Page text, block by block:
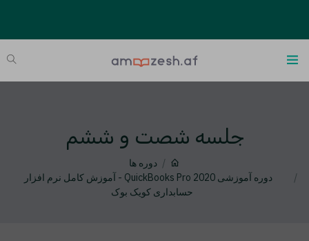
جلسه شصت و ششم
دوره ها
دوره آموزشی QuickBooks Pro 2020 - آموزش کامل نرم افزار
حسابداری کویک بوک